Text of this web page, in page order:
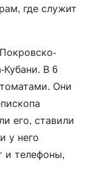
где служит
Кубани. В 6
Они
его, ставили
у него
и телефоны,